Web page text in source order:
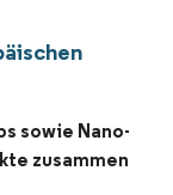
sowie Nano-
zusammen